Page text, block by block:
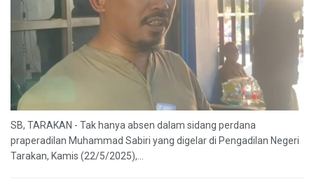
SB, TARAKAN - Tak hanya absen dalam sidang perdana
praperadilan Muhammad Sabiri yang digelar di Pengadilan Negeri
Tarakan, Kamis (22/5/2025),...